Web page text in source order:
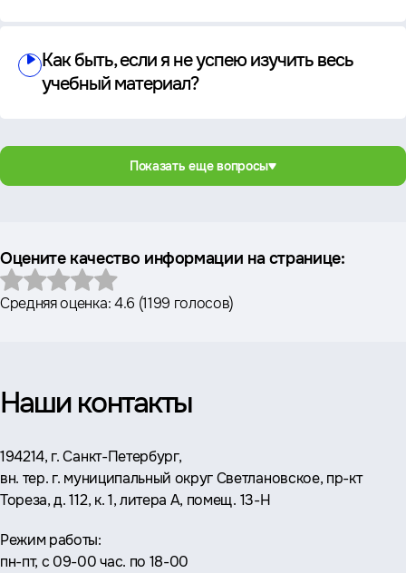
Как быть, если я не успею изучить весь
учебный материал?
Показать еще вопросы
Оцените качество информации на странице:
Средняя оценка:4.6 (1199 голосов)
Наши контакты
Адрес:
194214, г. Санкт-Петербург,
вн. тер. г. муниципальный округ Светлановское, пр-кт
Тореза, д. 112, к. 1, литера А, помещ. 13-Н
Режим работы:
пн-пт, с 09-00 час. по 18-00